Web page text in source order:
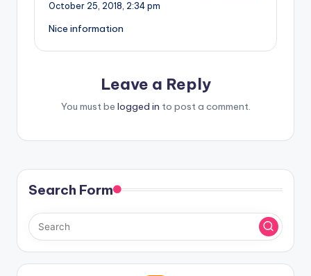
October 25, 2018, 2:34 pm
Nice information
Leave a Reply
You must be logged in to post a comment.
Search Form